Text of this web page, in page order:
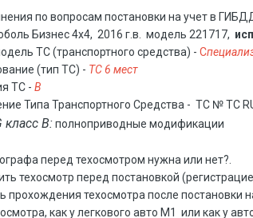
по вопросам постановки на учет в
Бизнес 4х4, 2016 г.в. модель 221717,
ТС (транспортного средства) - С
(тип ТС) - ТС 6 мест
ТС - В
Типа Транспортного Средства - ТС № ТС
класс В:полноприводные модификации
перед техосмотром нужна или нет?.
техосмотр перед постановкой
прохождения техосмотра после постановки
как у легкового авто М1 или как у